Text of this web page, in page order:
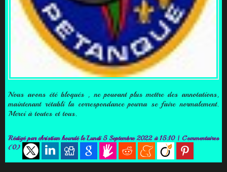
Nous avons été bloqués , ne pouvant plus mettre des annotations,
maintenant rétabli la correspondance pourra se faire normalement.
Merci à toutes et tous.
Rédigé parchristian hourdéle Lundi 5 Septembre 2022 à 15:10 | Commentaires
(0)